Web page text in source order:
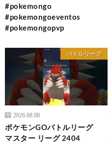
#pokemongo
#pokemongoeventos
#pokemongopvp
バトルリーグ
2026.08.08
ポケモンGOバトルリーグ
マスター リーグ 2404